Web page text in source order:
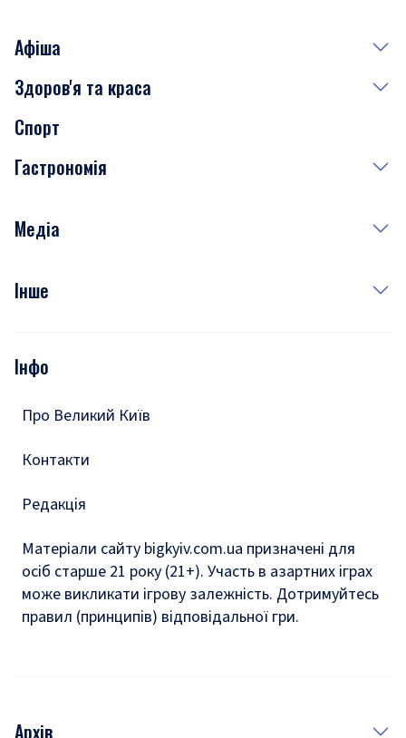
Афіша
Сьогодні
Завтра
Субота
Здоров'я та краса
Медицина
Краса
Спорт
Гастрономія
Рецепти
Медіа
Фото
Подкасти
Інше
Тести
Інфо
Про Великий Київ
Контакти
Редакція
Матеріали сайту bigkyiv.com.ua призначені для
осіб старше 21 року (21+). Участь в азартних іграх
може викликати ігрову залежність. Дотримуйтесь
правил (принципів) відповідальної гри.
Архів